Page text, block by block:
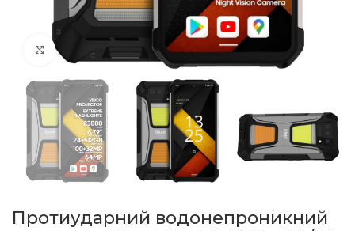
натисніть, щоб збільшити
Протиударний водонепроникний